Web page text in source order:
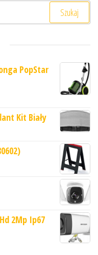
PopStar
Kit Biały
2Mp Ip67